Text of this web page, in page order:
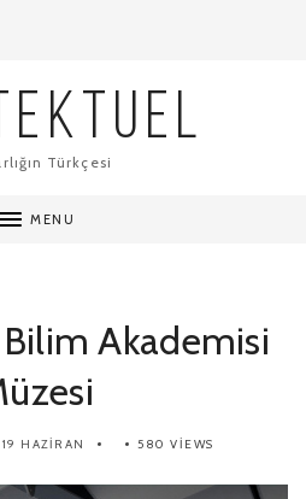
Türkçesi
MENU
Akademisi
19 HAZIRAN 580 VIEWS